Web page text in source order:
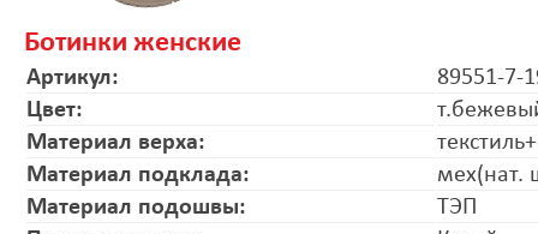
Ботинки женские
Артикул:
89551-7-
Цвет:
Материал верха:
Материал подклада:
мех(нат.
Материал подошвы:
ТЭП